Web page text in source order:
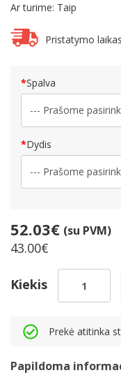
Ar turime: Taip
Pristatymo
Spalva
Dydis
52.03€ (su PVM)
43.00€
Kiekis
Prekė atitinka
Papildoma